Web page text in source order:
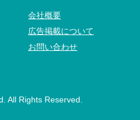
会社概要
広告掲載について
お問い合わせ
All Rights Reserved.